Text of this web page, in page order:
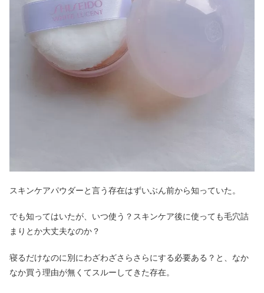
スキンケアパウダーと言う存在はずいぶん前から知っていた。
でも知ってはいたが、いつ使う？スキンケア後に使っても毛穴詰
まりとか大丈夫なのか？
寝るだけなのに別にわざわざさらさらにする必要ある？と、なか
なか買う理由が無くてスルーしてきた存在。